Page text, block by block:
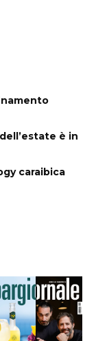
è in
caraibica